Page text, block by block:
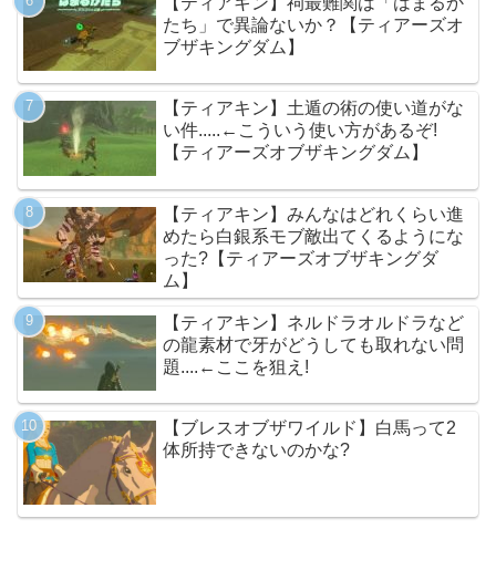
たち」で異論ないか？【ティアーズオ
ブザキングダム】
【ティアキン】土遁の術の使い道がな
い件.....←こういう使い方があるぞ!
【ティアーズオブザキングダム】
【ティアキン】みんなはどれくらい進
めたら白銀系モブ敵出てくるようにな
った?【ティアーズオブザキングダ
ム】
【ティアキン】ネルドラオルドラなど
の龍素材で牙がどうしても取れない問
題....←ここを狙え!
【ブレスオブザワイルド】白馬って2
体所持できないのかな?